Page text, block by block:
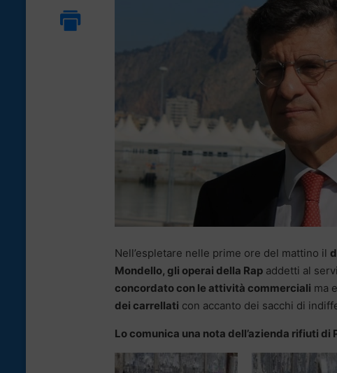
Nell’espletare nelle prime ore del mattino il
Mondello, gli operai della Rap addetti al
concordato con le attività commerciali ma
dei carrellati con accanto dei sacchi di
Lo comunica una nota dell’azienda rifiuti di